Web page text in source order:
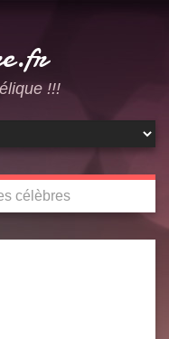
!!!
célèbres